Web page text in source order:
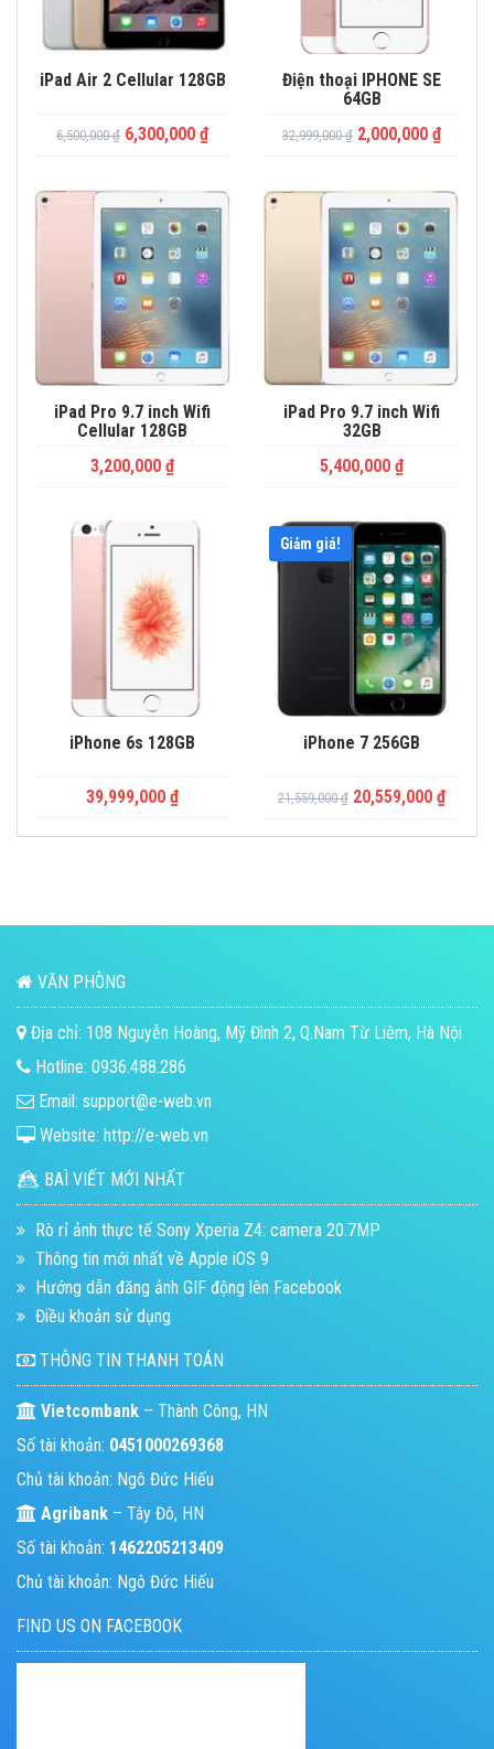
iPad Air 2 Cellular 128GB
6,500,000₫ 6,300,000 ₫
Điện thoại IPHONE SE
64GB
32,999,000₫ 2,000,000 ₫
iPad Pro 9.7 inch Wifi
Cellular 128GB
3,200,000 ₫
iPad Pro 9.7 inch Wifi
32GB
5,400,000 ₫
iPhone 6s 128GB
39,999,000 ₫
Giảm giá!
iPhone 7 256GB
21,559,000₫ 20,559,000 ₫
VĂN PHÒNG
Địa chỉ: 108 Nguyễn Hoàng, Mỹ Đình 2, Q.Nam Từ Liêm, Hà Nội
Hotline: 0936.488.286
Email: support@e-web.vn
Website: http://e-web.vn
BAÌ VIẾT MỚI NHẤT
Rò rỉ ảnh thực tế Sony Xperia Z4: camera 20.7MP
Thông tin mới nhất về Apple iOS 9
Hướng dẫn đăng ảnh GIF động lên Facebook
Điều khoản sử dụng
THÔNG TIN THANH TOÁN
Vietcombank – Thành Công, HN
Số tài khoản: 0451000269368
Chủ tài khoản: Ngô Đức Hiếu
Agribank – Tây Đô, HN
Số tài khoản: 1462205213409
Chủ tài khoản: Ngô Đức Hiếu
FIND US ON FACEBOOK